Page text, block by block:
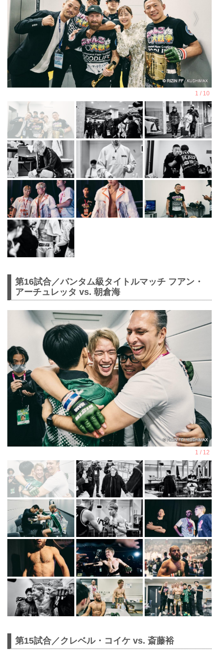
第16試合／バンタム級タイトルマッチ フアン・
アーチュレッタ vs. 朝倉海
第15試合／クレベル・コイケ vs. 斎藤裕